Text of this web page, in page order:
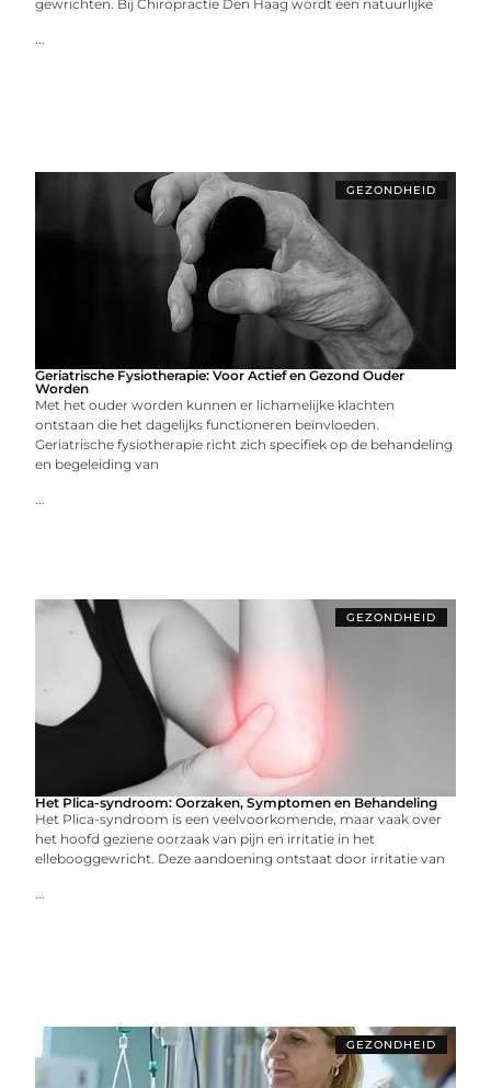
gewrichten. Bij Chiropractie Den Haag wordt een natuurlijke
...
GEZONDHEID
Geriatrische Fysiotherapie: Voor Actief en Gezond Ouder
Worden
Met het ouder worden kunnen er lichamelijke klachten
ontstaan die het dagelijks functioneren beïnvloeden.
Geriatrische fysiotherapie richt zich specifiek op de behandeling
en begeleiding van
...
GEZONDHEID
Het Plica-syndroom: Oorzaken, Symptomen en Behandeling
Het Plica-syndroom is een veelvoorkomende, maar vaak over
het hoofd geziene oorzaak van pijn en irritatie in het
ellebooggewricht. Deze aandoening ontstaat door irritatie van
...
GEZONDHEID